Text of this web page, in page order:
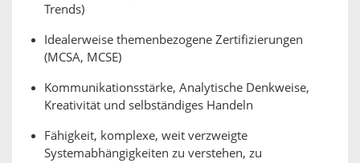
Trends)
Idealerweise themenbezogene Zertifizierungen
(MCSA, MCSE)
Kommunikationsstärke, Analytische Denkweise,
Kreativität und selbständiges Handeln
Fähigkeit, komplexe, weit verzweigte
Systemabhängigkeiten zu verstehen, zu